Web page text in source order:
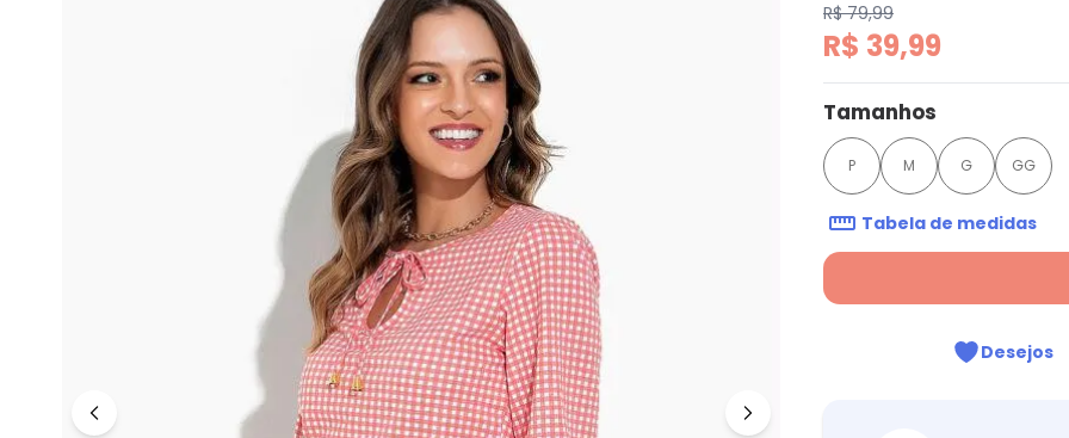
R$ 79,99
R$ 39,99
Tamanhos
P M G GG
Tabela de medidas
Desejos